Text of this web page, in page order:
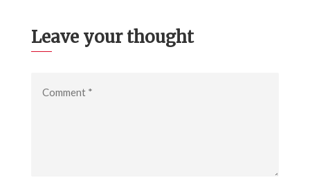
Leave your thought